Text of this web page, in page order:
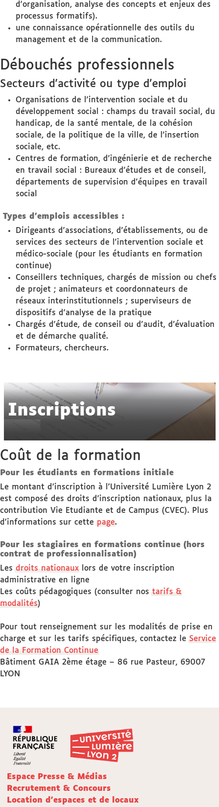
d'organisation, analyse des concepts et enjeux des
processus formatifs).
une connaissance opérationnelle des outils du
management et de la communication.
Débouchés professionnels
Secteurs d'activité ou type d'emploi
Organisations de l'intervention sociale et du
développement social : champs du travail social, du
handicap, de la santé mentale, de la cohésion
sociale, de la politique de la ville, de l'insertion
sociale, etc.
Centres de formation, d'ingénierie et de recherche
en travail social : Bureaux d'études et de conseil,
départements de supervision d'équipes en travail
social
Types d'emplois accessibles :
Dirigeants d'associations, d'établissements, ou de
services des secteurs de l'intervention sociale et
médico-sociale (pour les étudiants en formation
continue)
Conseillers techniques, chargés de mission ou chefs
de projet ; animateurs et coordonnateurs de
réseaux interinstitutionnels ; superviseurs de
dispositifs d'analyse de la pratique
Chargés d'étude, de conseil ou d'audit, d'évaluation
et de démarche qualité.
Formateurs, chercheurs.
Inscriptions
Coût de la formation
Pour les étudiants en formations initiale
Le montant d’inscription à l’Université Lumière Lyon 2
est composé des droits d’inscription nationaux, plus la
contribution Vie Etudiante et de Campus (CVEC). Plus
d'informations sur cette page.
Pour les stagiaires en formations continue (hors
contrat de professionnalisation)
Les droits nationaux lors de votre inscription
administrative en ligne
Les coûts pédagogiques (consulter nos tarifs &
modalités)
Pour tout renseignement sur les modalités de prise en
charge et sur les tarifs spécifiques, contactez le Service
de la Formation Continue
Bâtiment GAIA 2ème étage – 86 rue Pasteur, 69007
LYON
Espace Presse & Médias
Recrutement & Concours
Location d'espaces et de locaux